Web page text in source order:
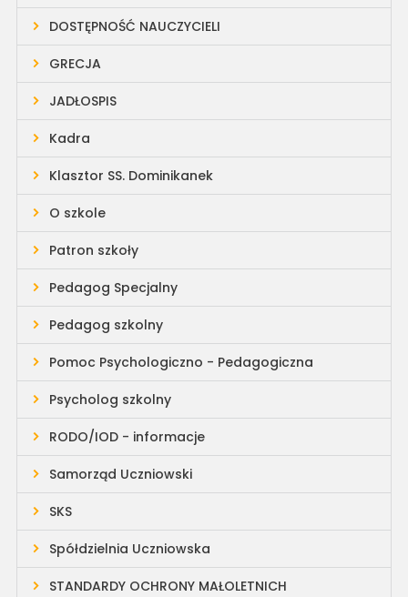
DOSTĘPNOŚĆ NAUCZYCIELI
GRECJA
JADŁOSPIS
Kadra
Klasztor SS. Dominikanek
O szkole
Patron szkoły
Pedagog Specjalny
Pedagog szkolny
Pomoc Psychologiczno - Pedagogiczna
Psycholog szkolny
RODO/IOD - informacje
Samorząd Uczniowski
SKS
Spółdzielnia Uczniowska
STANDARDY OCHRONY MAŁOLETNICH